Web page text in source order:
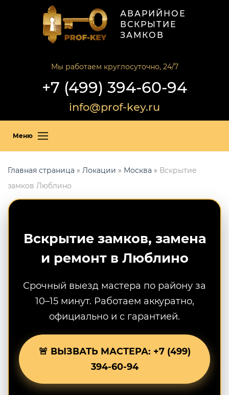
АВАРИЙНОЕ
ВСКРЫТИЕ
ЗАМКОВ
Мы работаем круглосуточно, 24/7
+7 (499) 394-60-94
info@prof-key.ru
Меню
Главная страница » Локации » Москва » Вскрытие
замков Люблино
Вскрытие замков, замена
и ремонт в Люблино
Срочный выезд мастера по району за
10–15 минут. Работаем аккуратно,
официально и с гарантией.
🚨 ВЫЗВАТЬ МАСТЕРА: +7 (499)
394-60-94